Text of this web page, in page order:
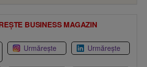
BUSINESS MAGAZIN
Urmărește Urmărește